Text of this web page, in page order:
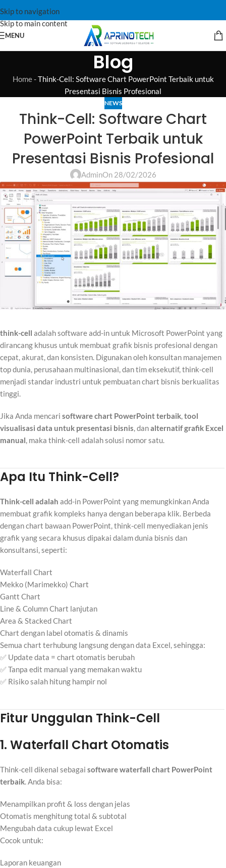
Skip to navigation
Skip to main content
MENU
Blog
Home-Think-Cell: Software Chart PowerPoint Terbaik untuk
Presentasi Bisnis Profesional
NEWS
Think-Cell: Software Chart
PowerPoint Terbaik untuk
Presentasi Bisnis Profesional
AdminOn 28/02/2026
think-cell adalah software add-in untuk Microsoft PowerPoint yang
dirancang khusus untuk membuat grafik bisnis profesional dengan
cepat, akurat, dan konsisten. Digunakan oleh konsultan manajemen
top dunia, perusahaan multinasional, dan tim eksekutif, think-cell
menjadi standar industri untuk pembuatan chart bisnis berkualitas
tinggi.
Jika Anda mencari software chart PowerPoint terbaik,tool
visualisasi data untuk presentasi bisnis, danalternatif grafik Excel
manual, maka think-cell adalah solusi nomor satu.
Apa Itu Think-Cell?
Think-cell adalah add-in PowerPoint yang memungkinkan Anda
membuat grafik kompleks hanya dengan beberapa klik. Berbeda
dengan chart bawaan PowerPoint, think-cell menyediakan jenis
grafik yang secara khusus dipakai dalam dunia bisnis dan
konsultansi, seperti:
Waterfall Chart
Mekko (Marimekko) Chart
Gantt Chart
Line & Column Chart lanjutan
Area & Stacked Chart
Chart dengan label otomatis & dinamis
Semua chart terhubung langsung dengan data Excel, sehingga:
✅ Update data = chart otomatis berubah
✅ Tanpa edit manual yang memakan waktu
✅ Risiko salah hitung hampir nol
Fitur Unggulan Think-Cell
1. Waterfall Chart Otomatis
Think-cell dikenal sebagai software waterfall chart PowerPoint
terbaik. Anda bisa:
Menampilkan profit & loss dengan jelas
Otomatis menghitung total & subtotal
Mengubah data cukup lewat Excel
Cocok untuk:
Laporan keuangan